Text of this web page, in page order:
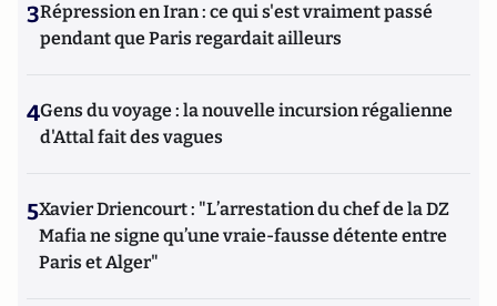
3Répression en Iran : ce qui s'est vraiment passé
pendant que Paris regardait ailleurs
4Gens du voyage : la nouvelle incursion régalienne
d'Attal fait des vagues
5Xavier Driencourt : "L’arrestation du chef de la DZ
Mafia ne signe qu’une vraie-fausse détente entre
Paris et Alger"